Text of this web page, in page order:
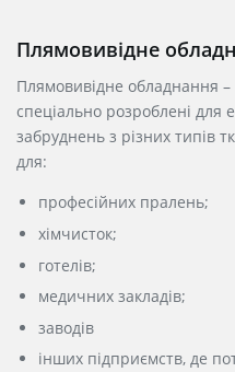
Плямовивідне
Плямовивідне обладнання –
спеціально розроблені для
забруднень з різних типів
для:
професійних пралень;
хімчисток;
готелів;
медичних закладів;
заводів
інших підприємств, де